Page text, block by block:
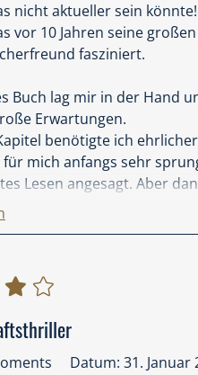
nicht aktueller sein könnte!
vor 10 Jahren seine
fasziniert.
Buch lag mir in der Hand
Erwartungen.
benötigte ich
mich anfangs sehr
Lesen angesagt. Aber
Szenario doch
die Situationen mit einer
sind auch Fotos und
Datum: 31. Januar